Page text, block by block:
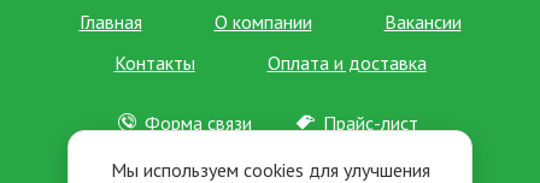
Мы используем cookies для улучшения
Главная О компании
Вакансии
Контакты
Оплата и доставка
Форма связи
Прайс-лист
Отзывы
Новости